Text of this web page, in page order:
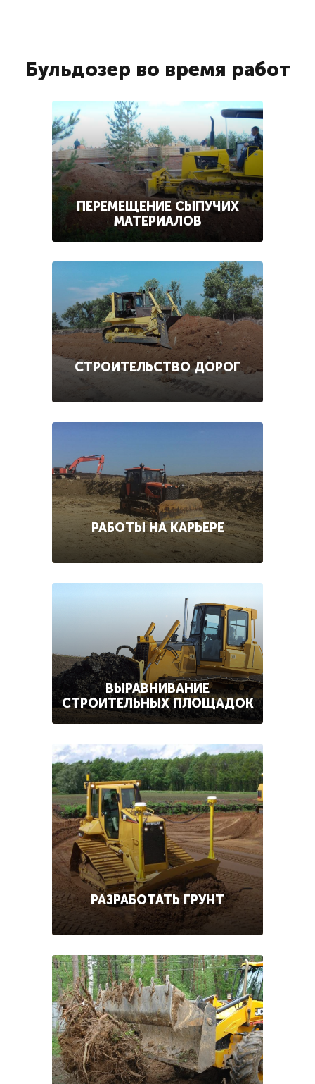
Бульдозер во время работ
ПЕРЕМЕЩЕНИЕ СЫПУЧИХ
МАТЕРИАЛОВ
СТРОИТЕЛЬСТВО ДОРОГ
РАБОТЫ НА КАРЬЕРЕ
ВЫРАВНИВАНИЕ
СТРОИТЕЛЬНЫХ ПЛОЩАДОК
РАЗРАБОТАТЬ ГРУНТ